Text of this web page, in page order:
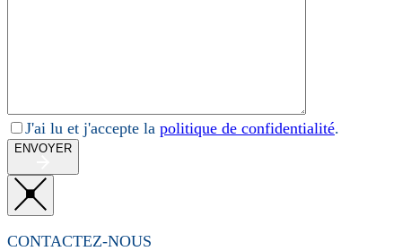
J'ai lu et j'accepte la politique de confidentialité.
ENVOYER
CONTACTEZ-NOUS